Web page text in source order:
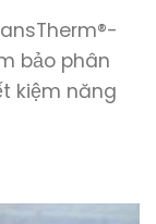
bảo phân
kiệm năng